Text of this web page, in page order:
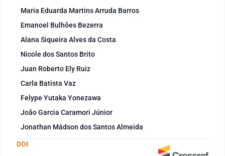
Maria Eduarda Martins Arruda Barros
Emanoel Bulhões Bezerra
Alana Siqueira Alves da Costa
Nicole dos Santos Brito
Juan Roberto Ely Ruiz
Carla Batista Vaz
Felype Yutaka Yonezawa
João Garcia Caramori Júnior
Jonathan Mádson dos Santos Almeida
DOI